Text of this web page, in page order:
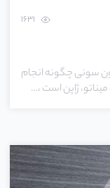
سونی چگونه انجام
ژاپن است ،…